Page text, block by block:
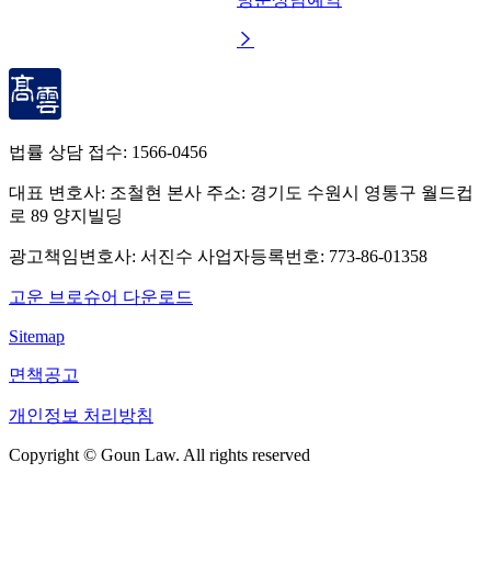

법률 상담 접수: 1566-0456
대표 변호사: 조철현 본사 주소: 경기도 수원시 영통구 월드컵
로 89 양지빌딩
광고책임변호사: 서진수 사업자등록번호: 773-86-01358
고운 브로슈어 다운로드
Sitemap
면책공고
개인정보 처리방침
Copyright © Goun Law. All rights reserved